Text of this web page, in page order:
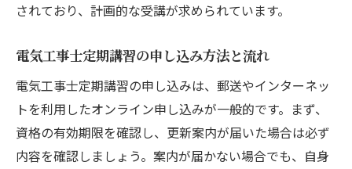
されており、計画的な受講が求められています。
電気工事士定期講習の申し込み方法と流れ
電気工事士定期講習の申し込みは、郵送やインターネッ
トを利用したオンライン申し込みが一般的です。まず、
資格の有効期限を確認し、更新案内が届いた場合は必ず
内容を確認しましょう。案内が届かない場合でも、自身